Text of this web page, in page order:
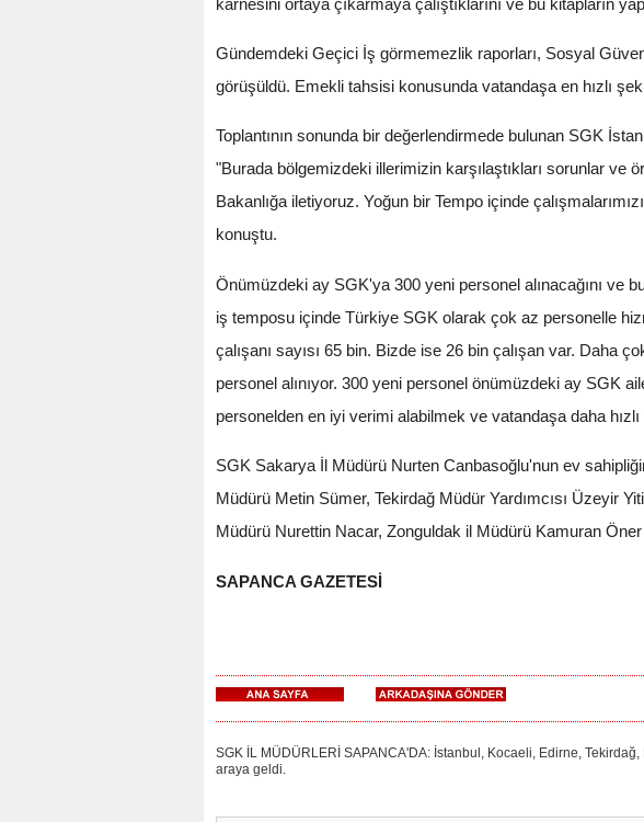
Gündemdeki Geçici İş görmemezlik raporları, Sosyal
görüşüldü. Emekli tahsisi konusunda vatandaşa en hızlı
Toplantının sonunda bir değerlendirmede bulunan SGK
"Burada bölgemizdeki illerimizin karşılaştıkları sorunlar ve
Bakanlığa iletiyoruz. Yoğun bir Tempo içinde
konuştu.
Önümüzdeki ay SGK'ya 300 yeni personel alınacağını ve
iş temposu içinde Türkiye SGK olarak çok az personelle
çalışanı sayısı 65 bin. Bizde ise 26 bin çalışan var. Daha
personel alınıyor. 300 yeni personel önümüzdeki ay SGK
personelden en iyi verimi alabilmek ve vatandaşa daha
SGK Sakarya İl Müdürü Nurten Canbasoğlu'nun ev
Müdürü Metin Sümer, Tekirdağ Müdür Yardımcısı Üzeyir
Müdürü Nurettin Nacar, Zonguldak il Müdürü Kamuran Öner
SAPANCA GAZETESİ
SGK İL MÜDÜRLERİ SAPANCA'DA: İstanbul, Kocaeli, Edirne,
araya geldi.